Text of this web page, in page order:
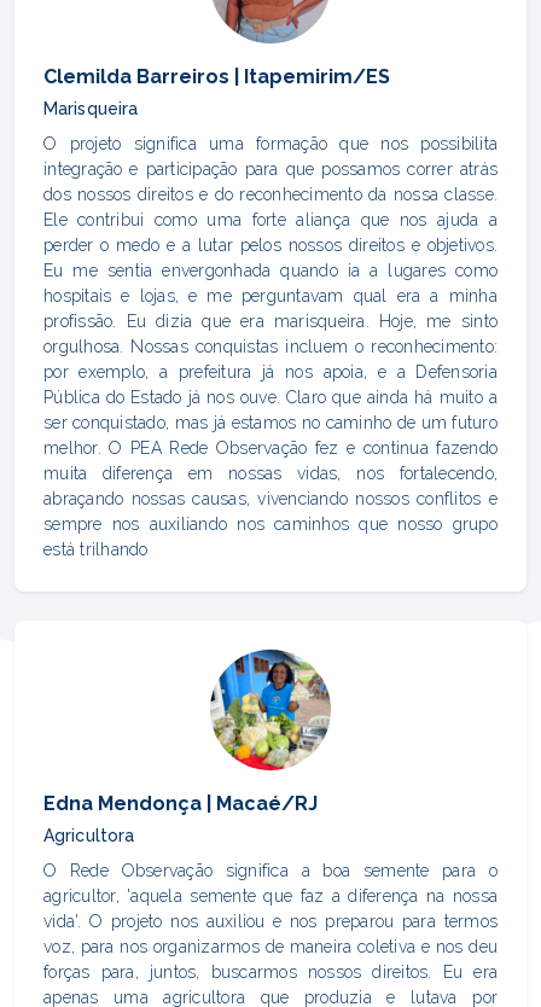
Clemilda Barreiros | Itapemirim/ES
Marisqueira
O projeto significa uma formação que nos possibilita
integração e participação para que possamos correr atrás
dos nossos direitos e do reconhecimento da nossa classe.
Ele contribui como uma forte aliança que nos ajuda a
perder o medo e a lutar pelos nossos direitos e objetivos.
Eu me sentia envergonhada quando ia a lugares como
hospitais e lojas, e me perguntavam qual era a minha
profissão. Eu dizia que era marisqueira. Hoje, me sinto
orgulhosa. Nossas conquistas incluem o reconhecimento:
por exemplo, a prefeitura já nos apoia, e a Defensoria
Pública do Estado já nos ouve. Claro que ainda há muito a
ser conquistado, mas já estamos no caminho de um futuro
melhor. O PEA Rede Observação fez e continua fazendo
muita diferença em nossas vidas, nos fortalecendo,
abraçando nossas causas, vivenciando nossos conflitos e
sempre nos auxiliando nos caminhos que nosso grupo
está trilhando
Edna Mendonça | Macaé/RJ
Agricultora
O Rede Observação significa a boa semente para o
agricultor, 'aquela semente que faz a diferença na nossa
vida'. O projeto nos auxiliou e nos preparou para termos
voz, para nos organizarmos de maneira coletiva e nos deu
forças para, juntos, buscarmos nossos direitos. Eu era
apenas uma agricultora que produzia e lutava por